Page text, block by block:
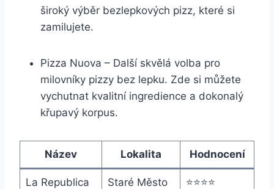
široký výběr bezlepkových pizz, které si
zamilujete.
Pizza Nuova – Další skvělá volba pro
milovníky pizzy bez lepku. Zde si můžete
vychutnat kvalitní ingredience a dokonalý
křupavý korpus.
Název Lokalita Hodnocení
La Republica Staré Město ⭐️⭐️⭐️⭐️